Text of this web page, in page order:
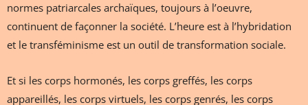
normes patriarcales archaïques, toujours à l’oeuvre,
continuent de façonner la société. L’heure est à l’hybridation
et le transféminisme est un outil de transformation sociale.
Et si les corps hormonés, les corps greffés, les corps
appareillés, les corps virtuels, les corps genrés, les corps